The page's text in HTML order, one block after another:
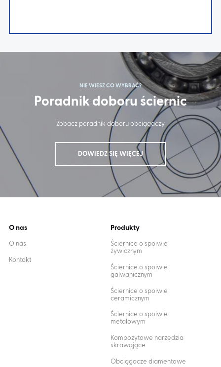
NIE WIESZ CO WYBRAĆ?
Poradnik doboru ściernic
Zobacz poradnik doboru obciągaczy
DOWIEDZ SIĘ WIĘCEJ
O nas
O nas
Kontakt
Produkty
Ściernice o spoiwie
żywicznym
Ściernice o spoiwie
galwanicznym
Ściernice o spoiwie
ceramicznym
Ściernice o spoiwie
metalowym
Kompozytowe narzędzia
skrawające
Obciągacze diamentowe